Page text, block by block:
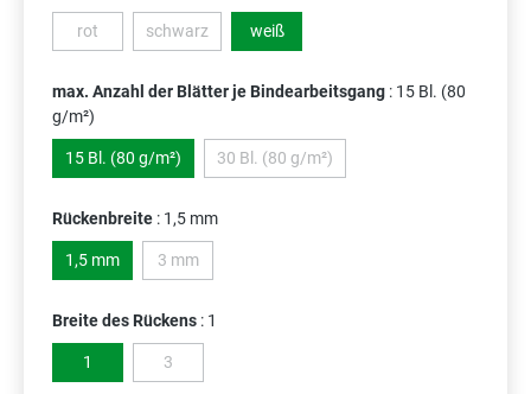
rot(Diese Option ist zurzeit nicht verfügbar.)
schwarz(Diese Option ist zurzeit nicht verfügbar.)
weiß
max. Anzahl der Blätter je Bindearbeitsgang : 15 Bl. (80
g/m²)
15 Bl. (80 g/m²) 30 Bl. (80 g/m²)(Diese Option ist zurzeit nicht verfügbar.)
Rückenbreite : 1,5 mm
1,5 mm 3 mm(Diese Option ist zurzeit nicht verfügbar.)
Breite des Rückens : 1
1 3(Diese Option ist zurzeit nicht verfügbar.)